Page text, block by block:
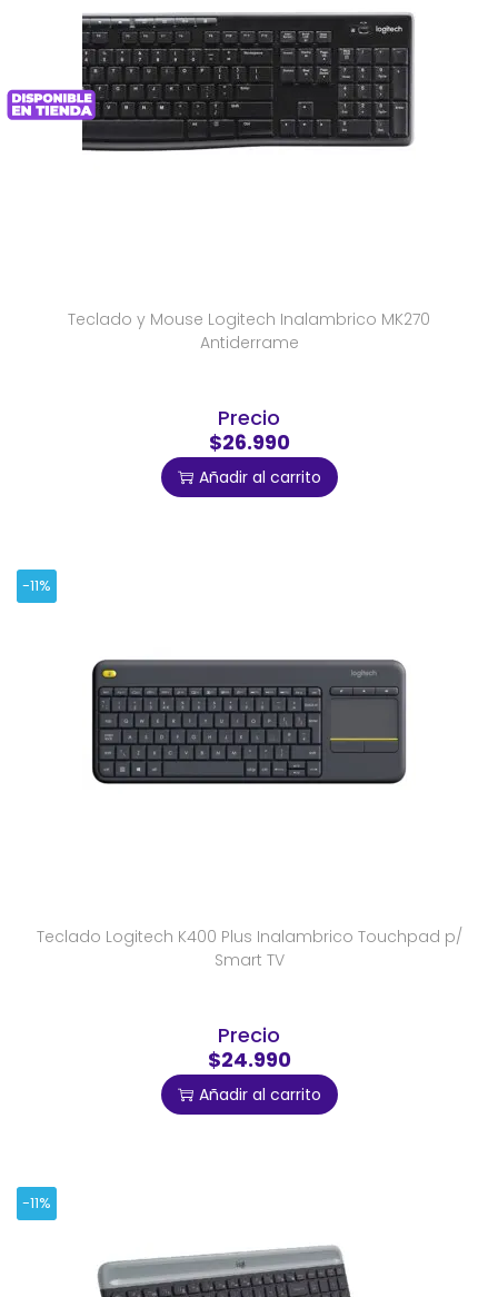
Teclado y Mouse Logitech Inalambrico MK270
Antiderrame
Precio
$26.990
Añadir al carrito
-11%
Teclado Logitech K400 Plus Inalambrico Touchpad p/
Smart TV
Precio
$24.990
Añadir al carrito
-11%